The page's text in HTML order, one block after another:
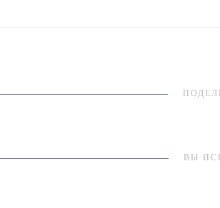
ВЫ